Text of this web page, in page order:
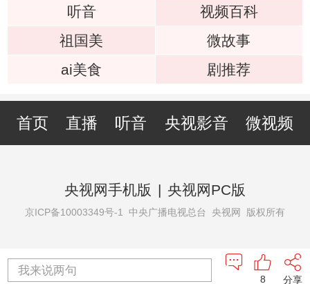
听音
视频百科
祖国美
微故事
ai美食
剧推荐
首页 直播 听音 央视影音 微视频
央视网手机版 | 央视网PC版
京ICP备10003349号-1 中央广播电视总台 央视网 版权所有
我来说两句
分享
8